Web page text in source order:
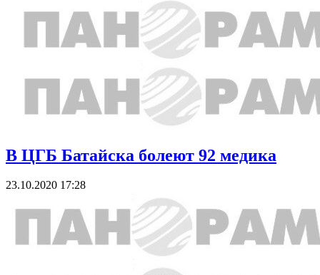
В ЦГБ Батайска болеют 92 медика
23.10.2020 17:28